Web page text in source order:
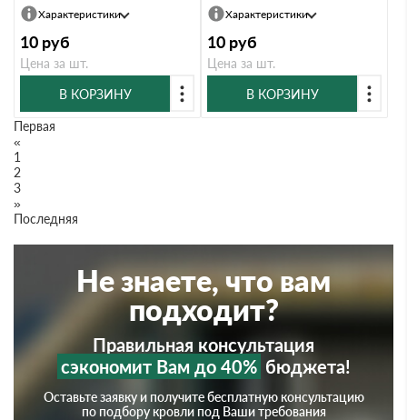
Характеристики
10 руб
Цена за шт.
В КОРЗИНУ
Характеристики
10 руб
Цена за шт.
В КОРЗИНУ
Первая
«
1
2
3
»
Последняя
Не знаете, что вам
подходит?
Правильная консультация
сэкономит Вам до 40% бюджета!
Оставьте заявку и получите бесплатную консультацию
по подбору кровли под Ваши требования